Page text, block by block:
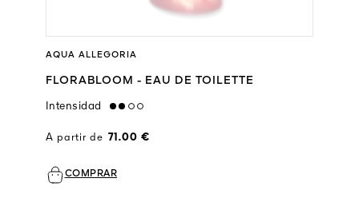
AQUA ALLEGORIA
FLORABLOOM - EAU DE TOILETTE
Intensidad medium
A partir de 71.00 €
COMPRAR